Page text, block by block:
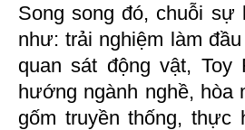
Song song đó, chuỗi sự
như: trải nghiệm làm
quan sát động vật,
hướng ngành nghề,
gốm truyền thống, thực